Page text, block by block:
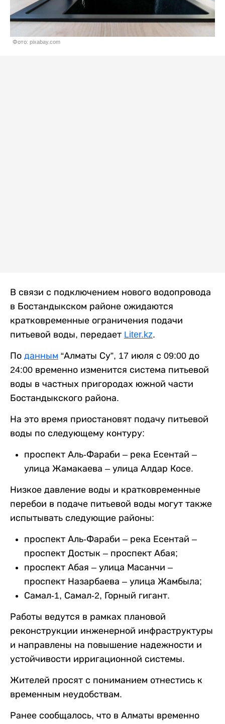
Фото: pixabay.com
В связи с подключением нового водопровода
в Бостандыкском районе ожидаются
кратковременные ограничения подачи
питьевой воды, передает Liter.kz.
По данным “Алматы Су”, 17 июля с 09:00 до
24:00 временно изменится система питьевой
воды в частных пригородах южной части
Бостандыкского района.
На это время приостановят подачу питьевой
воды по следующему контуру:
проспект Аль-Фараби – река Есентай –
улица Жамакаева – улица Алдар Косе.
Низкое давление воды и кратковременные
перебои в подаче питьевой воды могут также
испытывать следующие районы:
проспект Аль-Фараби – река Есентай –
проспект Достык – проспект Абая;
проспект Абая – улица Масанчи –
проспект Назарбаева – улица Жамбыла;
Самал-1, Самал-2, Горный гигант.
Работы ведутся в рамках плановой
реконструкции инженерной инфраструктуры
и направлены на повышение надежности и
устойчивости ирригационной системы.
Жителей просят с пониманием отнестись к
временным неудобствам.
Ранее сообщалось, что в Алматы временно